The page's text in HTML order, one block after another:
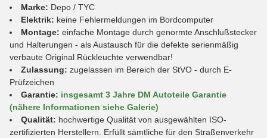
Marke: Depo / TYC
Elektrik: keine Fehlermeldungen im Bordcomputer
Montage: einfache Montage durch genormte Anschlußstecker
und Halterungen - als Austausch für die defekte serienmäßig
verbaute Original Rückleuchte verwendbar!
Zulassung: zugelassen im Bereich der StVO - durch E-
Prüfzeichen
Garantie: insgesamt 3 Jahre DM Autoteile Garantie
(nähere Informationen siehe Galerie)
Qualität: hochwertige Qualität von ausgewählten ISO-
zertifizierten Herstellern. Erfüllt sämtliche für den Straßenverkehr